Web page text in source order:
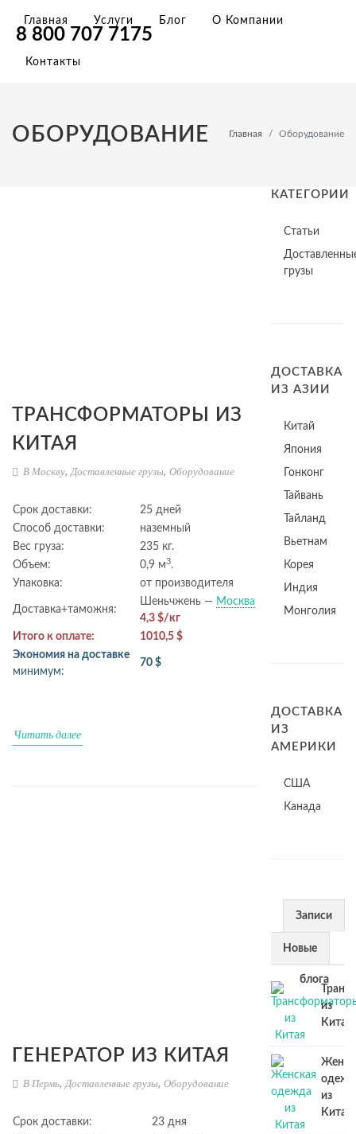
8 800 707 7175
Главная Услуги Блог О Компании
Контакты
ОБОРУДОВАНИЕ Главная Оборудование
ТРАНСФОРМАТОРЫ ИЗ
КИТАЯ
В Москву,Доставленные грузы, Оборудование
Срок доставки:
25 дней
Способ доставки:
наземный
Вес груза:
235 кг.
Объем:
0,9 м3.
Упаковка:
от производителя
Доставка+таможня:
Шеньчжень — Москва
4,3 $/кг
Итого к оплате:
1010,5 $
Экономия на доставке
минимум:
70 $
Читать далее
ГЕНЕРАТОР ИЗ КИТАЯ
В Пермь,Доставленные грузы, Оборудование
Срок доставки:
23 дня
КАТЕГОРИИ
Статьи
грузы
ДОСТАВКА
ИЗ АЗИИ
Китай
Япония
Гонконг
Тайвань
Тайланд
Вьетнам
Корея
Индия
Монголия
ДОСТАВКА
ИЗ
АМЕРИКИ
США
Канада
Записи
из
блога
Новые
из
Китая
из
Китая